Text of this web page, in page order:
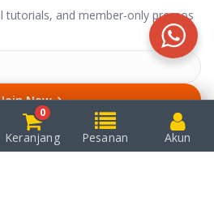
tutorials, and member-only promos
Join Now→
0
Keranjang Pesanan Akun